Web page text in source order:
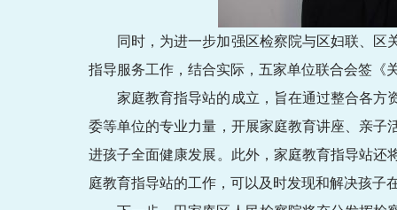
同时，为进一步加强区检察院与区妇联、
指导服务工作，结合实际，五家单位联合会签《
家庭教育指导站的成立，旨在通过整合各方
委等单位的专业力量，开展家庭教育讲座、亲
进孩子全面健康发展。此外，家庭教育指导站
庭教育指导站的工作，可以及时发现和解决孩子